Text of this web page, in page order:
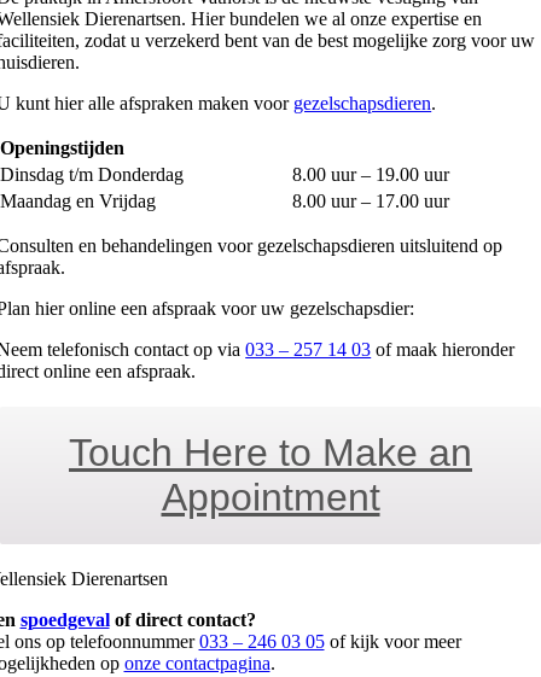
Dierenartsen. Hier bundelen we al onze expertise en
zodat u verzekerd bent van de best mogelijke zorg voor uw
kunt hier alle afspraken maken voor gezelschapsdieren.
Openingstijden
Dinsdag t/m Donderdag
8.00 uur – 19.00 uur
Maandag en Vrijdag
8.00 uur – 17.00 uur
en behandelingen voor gezelschapsdieren uitsluitend op
hier online een afspraak voor uw gezelschapsdier:
telefonisch contact op via033 – 257 14 03 of maak hieronder
online een afspraak.
Touch Here to Make an
Appointment
Dierenartsen
spoedgevalof direct contact?
ons op telefoonnummer033 – 246 03 05of kijk voor meer
op onze contactpagina.